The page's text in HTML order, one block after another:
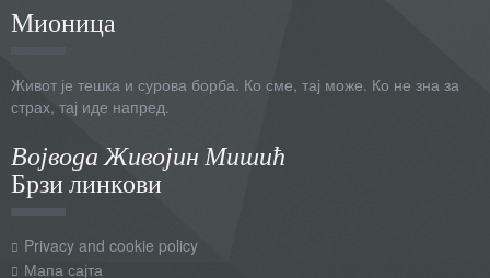
Мионица
Живот је тешка и сурова борба. Ко сме, тај може. Ко не зна за
страх, тај иде напред.
Војвода Живојин Мишић
Брзи линкови
Privacy and cookie policy
Мапа сајта